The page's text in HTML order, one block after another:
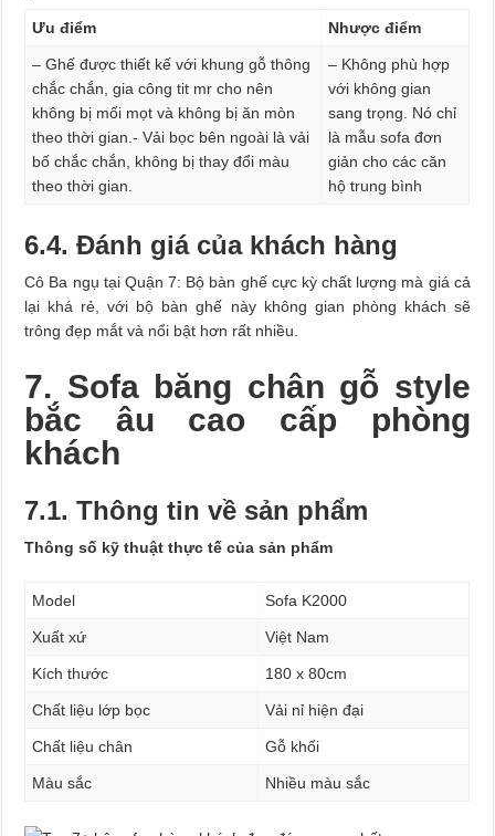
Ưu điểm Nhược điểm
– Ghế được thiết kế với khung gỗ thông
chắc chắn, gia công tit mr cho nên
không bị mối mọt và không bị ăn mòn
theo thời gian.- Vải bọc bên ngoài là vải
bố chắc chắn, không bị thay đổi màu
theo thời gian.
– Không phù hợp
với không gian
sang trọng. Nó chỉ
là mẫu sofa đơn
giản cho các căn
hộ trung bình
6.4. Đánh giá của khách hàng
Cô Ba ngụ tại Quận 7: Bộ bàn ghế cực kỳ chất lượng mà giá cả
lại khá rẻ, với bộ bàn ghế này không gian phòng khách sẽ
trông đẹp mắt và nổi bật hơn rất nhiều.
7. Sofa băng chân gỗ style
bắc âu cao cấp phòng
khách
7.1. Thông tin về sản phẩm
Thông số kỹ thuật thực tế của sản phẩm
Model Sofa K2000
Xuất xứ Việt Nam
Kích thước 180 x 80cm
Chất liệu lớp bọc Vải nỉ hiện đại
Chất liệu chân Gỗ khối
Màu sắc Nhiều màu sắc